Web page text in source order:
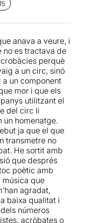
per que els
exhibició de les
és estèticament
de tons
de tal
els permet
comoditat tots
i execucions
tècniques de
especialista.
i la música
molt important
espectacle. La
la intensitat
en cada instant
i també
en quin instant
trobem, matisant
anava a veure, i
no es tractava de
perquè
a un circ, sinó
a un component
mor i que els
utilitzant el
del circ li
un homenatge.
ja que el que
transmetre no
He sortit amb
que després
poètic amb
música que
agradat,
baixa qualitat i
números
acròbates o